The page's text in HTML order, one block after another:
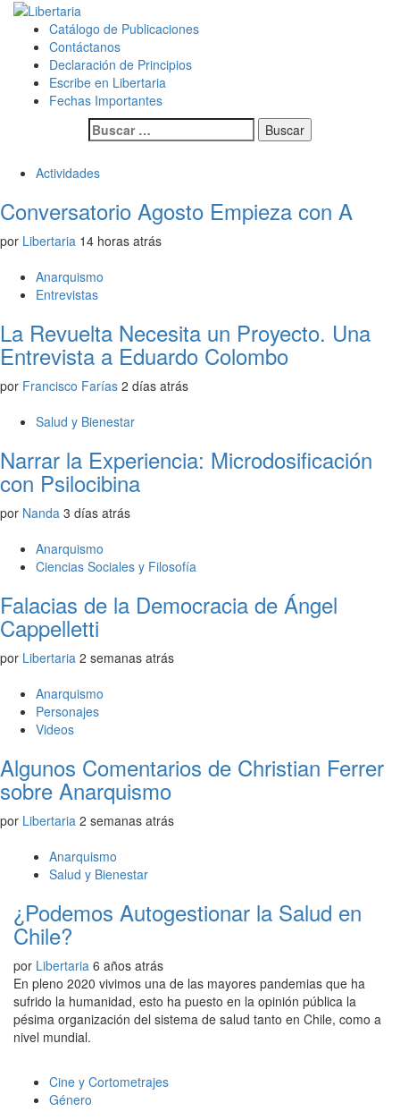
Saltar
contenidoLibertaria
Revista Libertaria es un medio de comunicación autogestionado
desde el sur del mundo, territorio dominado por el Estado chileno.
Nos oponemos al sistema de dominación capitalista y patriarcal,
proponiendo la construcción de una sociedad libre y solidaria.
Menú
principal
Catálogo de Publicaciones
Contáctanos
Declaración de Principios
Escribe en Libertaria
Fechas Importantes
Buscar:
Actividades
Conversatorio Agosto Empieza con A
por Libertaria 14 horas atrás
Anarquismo
Entrevistas
La Revuelta Necesita un Proyecto. Una
Entrevista a Eduardo Colombo
por Francisco Farías 2 días atrás
Salud y Bienestar
Narrar la Experiencia: Microdosificación
con Psilocibina
por Nanda 3 días atrás
Anarquismo
Ciencias Sociales y Filosofía
Falacias de la Democracia de Ángel
Cappelletti
por Libertaria 2 semanas atrás
Anarquismo
Personajes
Videos
Algunos Comentarios de Christian Ferrer
sobre Anarquismo
por Libertaria 2 semanas atrás
Anarquismo
Salud y Bienestar
¿Podemos Autogestionar la Salud en
Chile?
por Libertaria 6 años atrás
En pleno 2020 vivimos una de las mayores pandemias que ha
sufrido la humanidad, esto ha puesto en la opinión pública la
pésima organización del sistema de salud tanto en Chile, como a
nivel mundial.
Cine y Cortometrajes
Género